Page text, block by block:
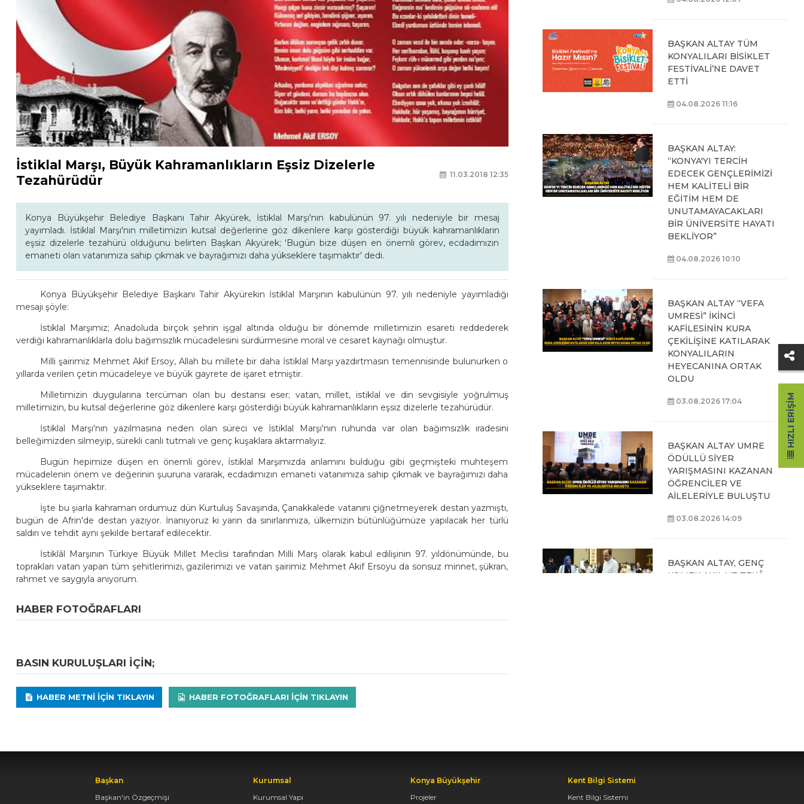
İstiklal Marşı, Büyük Kahramanlıkların Eşsiz Dizelerle
Tezahürüdür
11.03.2018 12:35
Konya Büyükşehir Belediye Başkanı Tahir Akyürek, İstiklal Marşı'nın kabulünün 97. yılı nedeniyle bir mesaj
yayımladı. İstiklal Marşı'nın milletimizin kutsal değerlerine göz dikenlere karşı gösterdiği büyük kahramanlıkların
eşsiz dizelerle tezahürü olduğunu belirten Başkan Akyürek; 'Bugün bize düşen en önemli görev, ecdadımızın
emaneti olan vatanımıza sahip çıkmak ve bayrağımızı daha yükseklere taşımaktır' dedi.
Konya Büyükşehir Belediye Başkanı Tahir Akyürekin İstiklal Marşının kabulünün 97. yılı nedeniyle yayımladığı
mesajı şöyle:
İstiklal Marşımız; Anadoluda birçok şehrin işgal altında olduğu bir dönemde milletimizin esareti reddederek
verdiği kahramanlıklarla dolu bağımsızlık mücadelesini sürdürmesine moral ve cesaret kaynağı olmuştur.
Milli şairimiz Mehmet Akif Ersoy, Allah bu millete bir daha İstiklal Marşı yazdırtmasın temennisinde bulunurken o
yıllarda verilen çetin mücadeleye ve büyük gayrete de işaret etmiştir.
Milletimizin duygularına tercüman olan bu destansı eser; vatan, millet, istiklal ve din sevgisiyle yoğrulmuş
milletimizin, bu kutsal değerlerine göz dikenlere karşı gösterdiği büyük kahramanlıkların eşsiz dizelerle tezahürüdür.
İstiklal Marşı'nın yazılmasına neden olan süreci ve İstiklal Marşı'nın ruhunda var olan bağımsızlık iradesini
belleğimizden silmeyip, sürekli canlı tutmalı ve genç kuşaklara aktarmalıyız.
Bugün hepimize düşen en önemli görev, İstiklal Marşımızda anlamını bulduğu gibi geçmişteki muhteşem
mücadelenin önem ve değerinin şuuruna vararak, ecdadımızın emaneti vatanımıza sahip çıkmak ve bayrağımızı daha
yükseklere taşımaktır.
İşte bu şiarla kahraman ordumuz dün Kurtuluş Savaşında, Çanakkalede vatanını çiğnetmeyerek destan yazmıştı,
bugün de Afrin'de destan yazıyor. İnanıyoruz ki yarın da sınırlarımıza, ülkemizin bütünlüğümüze yapılacak her türlü
saldırı ve tehdit aynı şekilde bertaraf edilecektir.
İstiklâl Marşının Türkiye Büyük Millet Meclisi tarafından Milli Marş olarak kabul edilişinin 97. yıldönümünde, bu
toprakları vatan yapan tüm şehitlerimizi, gazilerimizi ve vatan şairimiz Mehmet Akif Ersoyu da sonsuz minnet, şükran,
rahmet ve saygıyla anıyorum.
HABER FOTOĞRAFLARI
BASIN KURULUŞLARI IÇIN;
HABER METNI IÇIN TIKLAYIN HABER FOTOĞRAFLARI IÇIN TIKLAYIN
BAŞKAN ALTAY TÜM
KONYALILARI BİSİKLET
FESTİVALİ’NE DAVET
ETTİ
04.08.2026 11:16
BAŞKAN ALTAY:
“KONYA'YI TERCİH
EDECEK GENÇLERİMİZİ
HEM KALİTELİ BİR
EĞİTİM HEM DE
UNUTAMAYACAKLARI
BİR ÜNİVERSİTE HAYATI
BEKLİYOR”
04.08.2026 10:10
BAŞKAN ALTAY “VEFA
UMRESİ” İKİNCİ
KAFİLESİNİN KURA
ÇEKİLİŞİNE KATILARAK
KONYALILARIN
HEYECANINA ORTAK
OLDU
03.08.2026 17:04
BAŞKAN ALTAY UMRE
ÖDÜLLÜ SİYER
YARIŞMASINI KAZANAN
ÖĞRENCİLER VE
AİLELERİYLE BULUŞTU
03.08.2026 14:09
BAŞKAN ALTAY, GENÇ
KOMEK AKIL VE ZEKÂ
Başkan
Başkan'ın Özgeçmişi
Kurumsal
Kurumsal Yapı
Konya Büyükşehir
Projeler
Kent Bilgi Sistemi
Kent Bilgi Sistemi
HIZLI ERIŞIM